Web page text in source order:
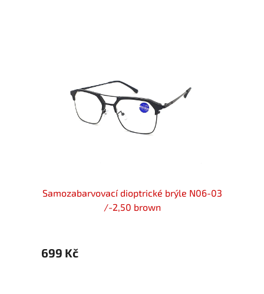
Samozabarvovací dioptrické brýle N06-03
/-2,50 brown
699 Kč